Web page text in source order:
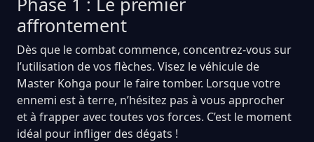
affrontement
Dès que le combat commence, concentrez-vous sur
l’utilisation de vos flèches. Visez le véhicule de
Master Kohga pour le faire tomber. Lorsque votre
ennemi est à terre, n’hésitez pas à vous approcher
et à frapper avec toutes vos forces. C’est le moment
idéal pour infliger des dégats !